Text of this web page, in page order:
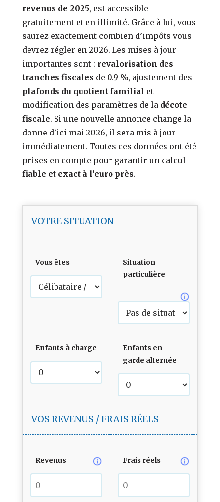
revenus de 2025, est accessible
gratuitement et en illimité. Grâce à lui, vous
saurez exactement combien d’impôts vous
devrez régler en 2026. Les mises à jour
importantes sont : revalorisation des
tranches fiscales de 0.9 %, ajustement des
plafonds du quotient familial et
modification des paramètres de la décote
fiscale. Si une nouvelle annonce change la
donne d’ici mai 2026, il sera mis à jour
immédiatement. Toutes ces données ont été
prises en compte pour garantir un calcul
fiable et exact à l’euro près.
VOTRE SITUATION
Vous êtes
Situation
particulière
Enfants à charge
Enfants en
garde alternée
VOS REVENUS / FRAIS RÉELS
Revenus Frais réels